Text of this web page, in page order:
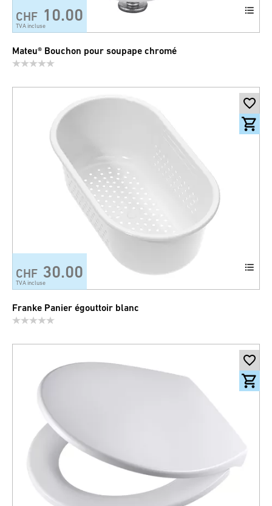
CHF 10.00
TVA incluse
Mateu® Bouchon pour soupape chromé
CHF 30.00
TVA incluse
Franke Panier égouttoir blanc